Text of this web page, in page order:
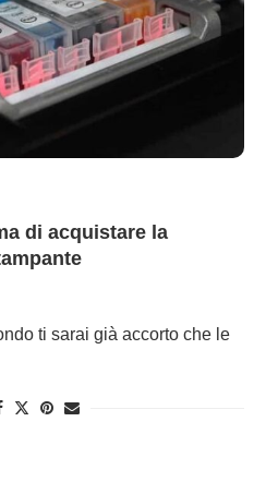
di acquistare la
ti sarai già accorto che le